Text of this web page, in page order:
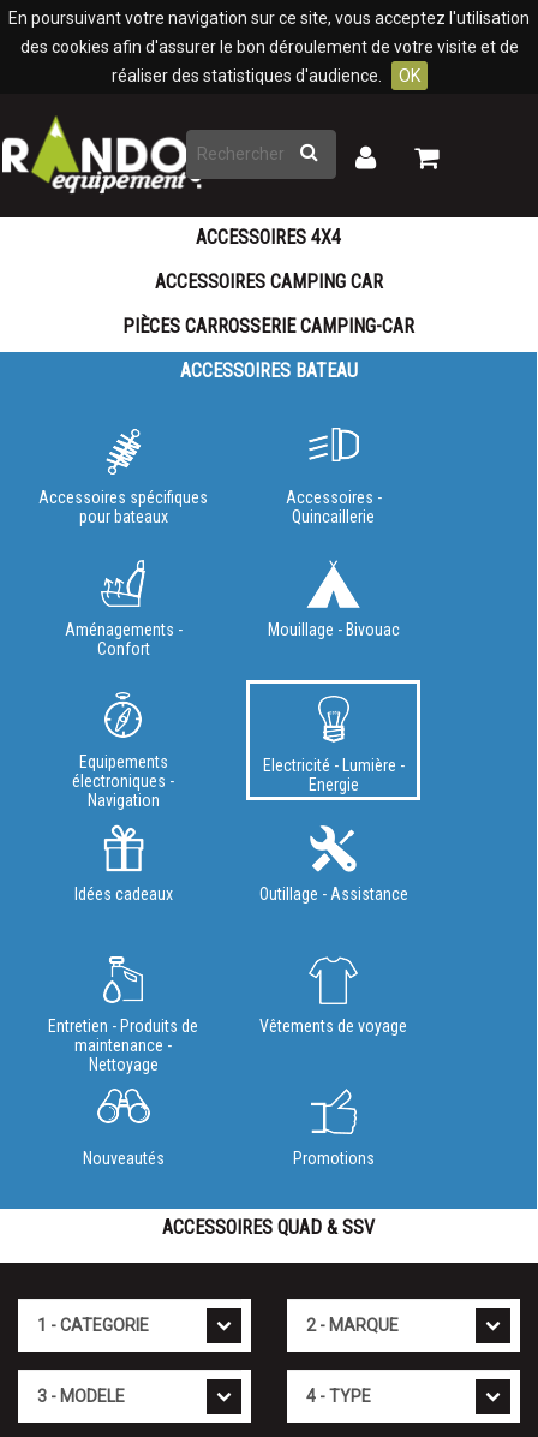
En poursuivant votre navigation sur ce site, vous acceptez l'utilisation
des cookies afin d'assurer le bon déroulement de votre visite et de
réaliser des statistiques d'audience.
OK
Rechercher
Mon
Mon
ACCESSOIRES 4X4
ACCESSOIRES CAMPING CAR
PIÈCES CARROSSERIE CAMPING-CAR
ACCESSOIRES BATEAU
Accessoires spécifiques
pour bateaux
Accessoires -
Quincaillerie
Aménagements -
Confort
Mouillage - Bivouac
Equipements
électroniques -
Navigation
Electricité - Lumière -
Energie
Idées cadeaux Outillage - Assistance
Entretien - Produits de
maintenance -
Nettoyage
Vêtements de voyage
Nouveautés Promotions
ACCESSOIRES QUAD & SSV
Panneau de gestion des cookies